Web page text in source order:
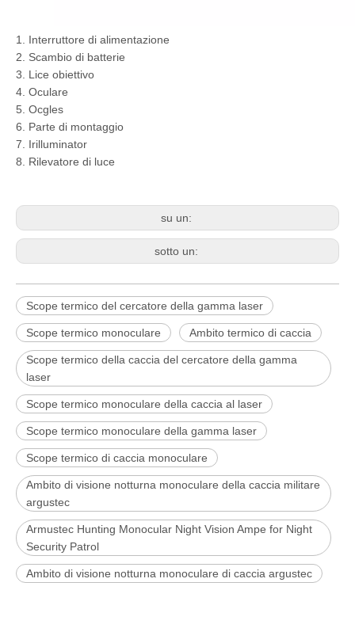
1. Interruttore di alimentazione
2. Scambio di batterie
3. Lice obiettivo
4. Oculare
5. Ocgles
6. Parte di montaggio
7. Irilluminator
8. Rilevatore di luce
su un:
sotto un:
Scope termico del cercatore della gamma laser
Scope termico monoculare Ambito termico di caccia
Scope termico della caccia del cercatore della gamma
laser
Scope termico monoculare della caccia al laser
Scope termico monoculare della gamma laser
Scope termico di caccia monoculare
Ambito di visione notturna monoculare della caccia militare
argustec
Armustec Hunting Monocular Night Vision Ampe for Night
Security Patrol
Ambito di visione notturna monoculare di caccia argustec